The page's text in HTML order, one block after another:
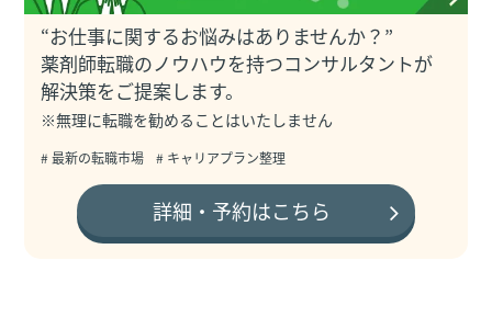
“お仕事に関するお悩みはありませんか？”
薬剤師転職のノウハウを持つコンサルタントが
解決策をご提案します。
※無理に転職を勧めることはいたしません
# 最新の転職市場 # キャリアプラン整理
詳細・予約はこちら